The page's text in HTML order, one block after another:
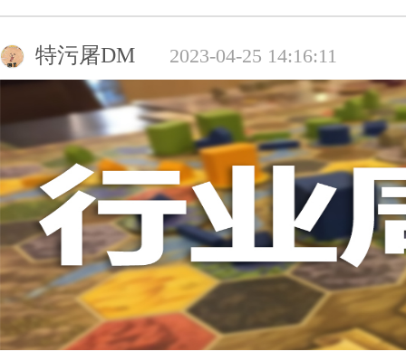
特污屠DM 2023-04-25 14:16:11